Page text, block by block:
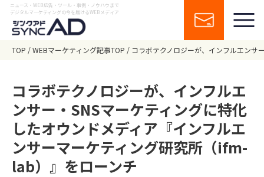
ニュース・WEB広告・ツール・事例・ノウハウまで
デジタルマーケティングの今を届けるWEBメディア
TOP WEBマーケティング記事TOP コラボテクノロジーが、インフルエンサ
コラボテクノロジーが、インフルエ
ンサー・SNSマーケティングに特化
したオウンドメディア『インフルエ
ンサーマーケティング研究所（ifm-
lab）』をローンチ